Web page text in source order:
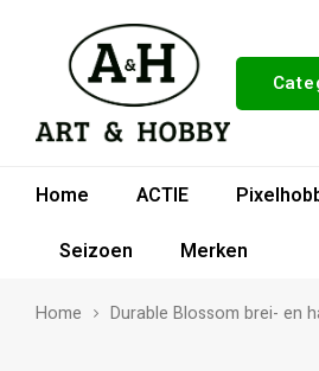
Home ACTIE
Seizoen
Merken
Home Durable Blossom brei- en